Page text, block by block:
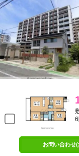
お問い合わせ(